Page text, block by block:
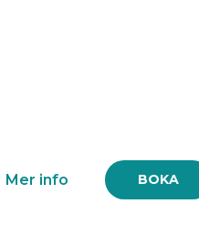
BOKA
Mer info